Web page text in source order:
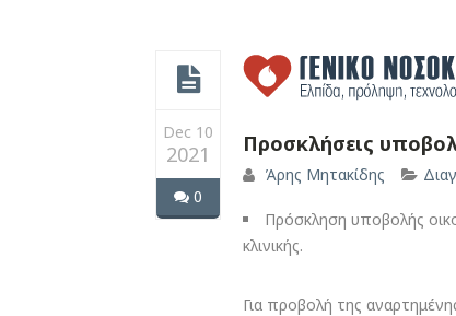
Dec 10
2021
0
Προσκλήσεις
Άρης Μητακίδης
Πρόσκληση υποβολής
κλινικής.
Για προβολή της